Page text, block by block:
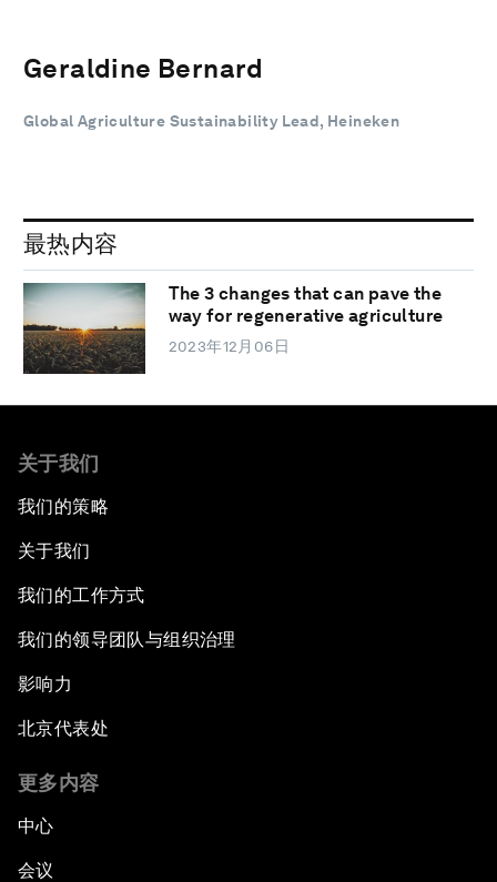
Geraldine Bernard
Global Agriculture Sustainability Lead, Heineken
最热内容
The 3 changes that can pave the
way for regenerative agriculture
2023年12月06日
关于我们
我们的策略
关于我们
我们的工作方式
我们的领导团队与组织治理
影响力
北京代表处
更多内容
中心
会议